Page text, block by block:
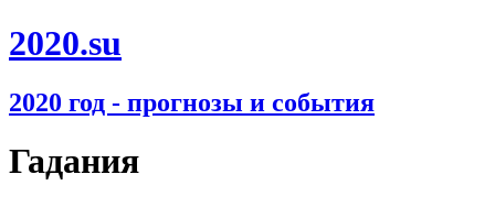
2020.su
2020 год - прогнозы и события
Гадания